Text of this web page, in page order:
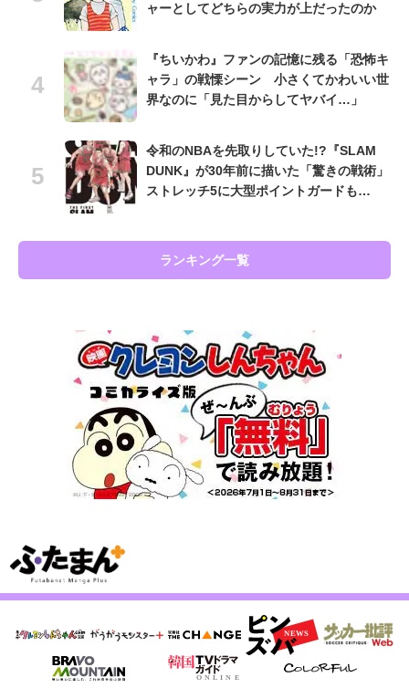
ャーとしてどちらの実力が上だったのか
『ちいかわ』ファンの記憶に残る「恐怖キ
ャラ」の戦慄シーン 小さくてかわいい世
界なのに「見た目からしてヤバイ…」
令和のNBAを先取りしていた!?『SLAM
DUNK』が30年前に描いた「驚きの戦術」
ストレッチ5に大型ポイントガードも…
ランキング一覧